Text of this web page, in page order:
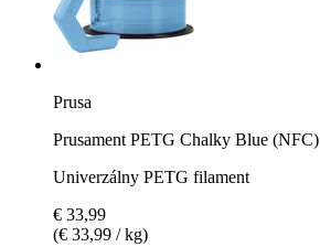
Prusa
Prusament PETG Chalky Blue (NFC)
Univerzálny PETG filament
€ 33,99
(€ 33,99 / kg)